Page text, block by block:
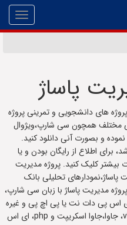
پاساژ
های دانشجویی و تمرینی پروژه
مختلف همچون سی شارپ،ویژوال
و بصورت آنی دانلود کنید.
برای اطلاع از رایگان بودن و یا
بیشتر کلیک کنید. پروژه مدیریت
پاساژ،نمودارهای تحلیلی بانک
مدیریت پاساژ با زبان سی شارپ،
اس پی دات نت یا پی اچ پی و غیره
می باشد. تمامی کدهای سی شارپ،vb.net، جاوا،جاوا اسکریپت و php، ای اس